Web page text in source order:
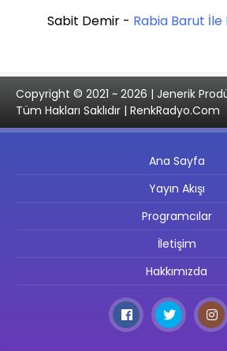
Sabit Demir - Rabia Barut
Copyright © 2021 ~ 2026 | Jenerik
Tüm Hakları Saklıdır | RenkRadyo.Com
Ana Sayfa
Yayın Akışı
Programcılar
İletişim
Hakkımızda